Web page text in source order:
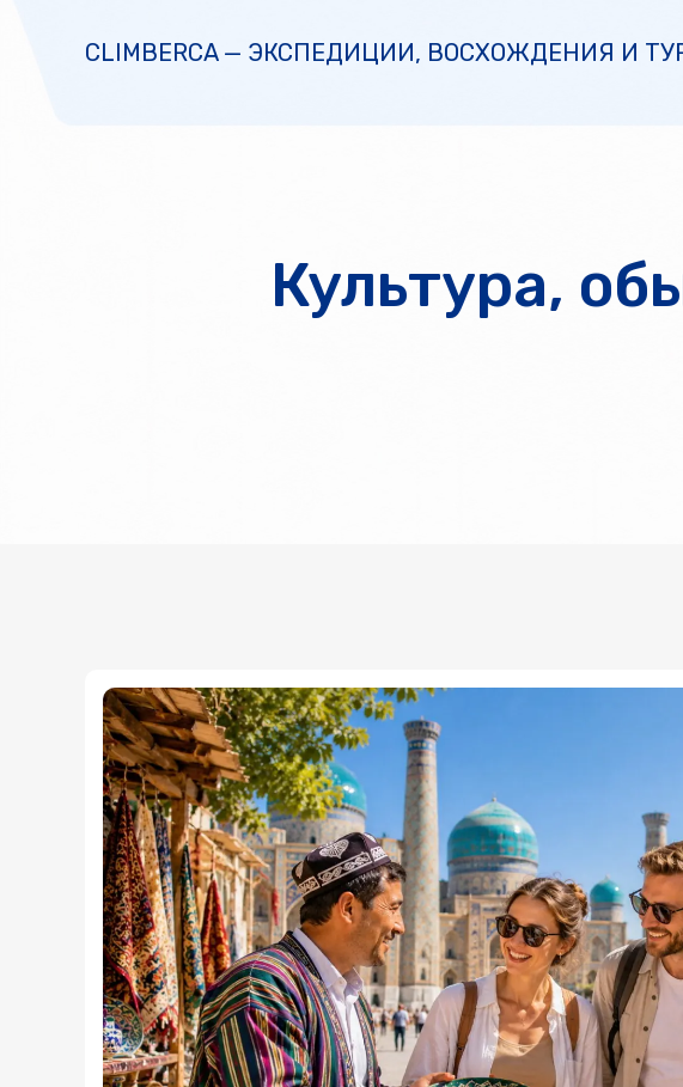
CLIMBERCA — ЭКСПЕДИЦИИ, ВОСХОЖДЕНИЯ И
Культура,